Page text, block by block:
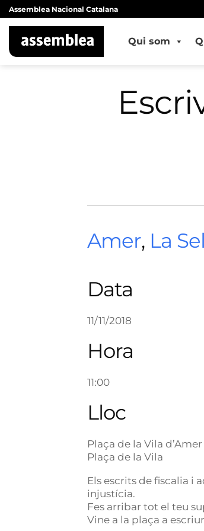
Skip
to
content
Assemblea Nacional Catalana
Qui som
Amer, La
Data
11/11/2018
Hora
11:00
Lloc
Plaça de la Vila d’Amer
Plaça de la Vila
Els escrits de fiscalia i
injustícia.
Fes arribar tot el teu
Vine a la plaça a